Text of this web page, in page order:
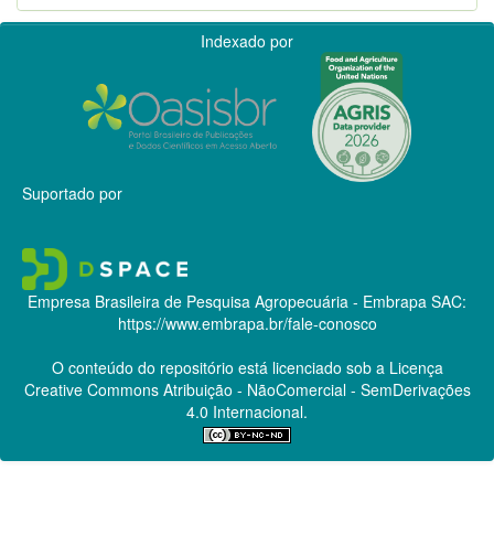
Indexado por
Suportado por
Empresa Brasileira de Pesquisa Agropecuária - Embrapa SAC:
https://www.embrapa.br/fale-conosco
O conteúdo do repositório está licenciado sob a Licença
Creative CommonsAtribuição - NãoComercial - SemDerivações
4.0 Internacional.